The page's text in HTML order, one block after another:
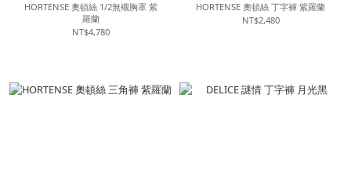
HORTENSE 奧頓絲 1/2無襯胸罩 紫
羅蘭
NT$4,780
HORTENSE 奧頓絲 丁字褲 紫羅蘭
NT$2,480